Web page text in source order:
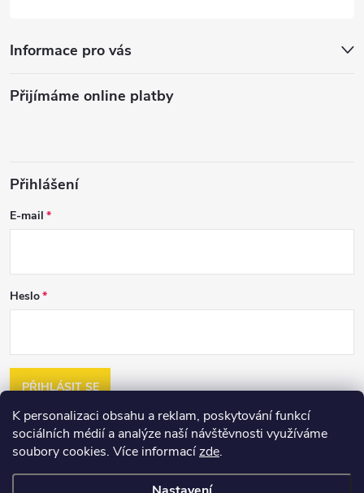
K personalizaci obsahu a reklam, poskytování funkcí
sociálních médií a analýze naší návštěvnosti využíváme
soubory cookies. Více informacízde.
Informace pro vás
Přijímáme online platby
Přihlášení
E-mail
Heslo
PŘIHLÁSIT SE
Nová registrace
Zapomenuté heslo